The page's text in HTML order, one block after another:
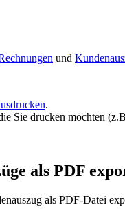
und
.
Sie drucken möchten
als PDF
als PDF-Datei